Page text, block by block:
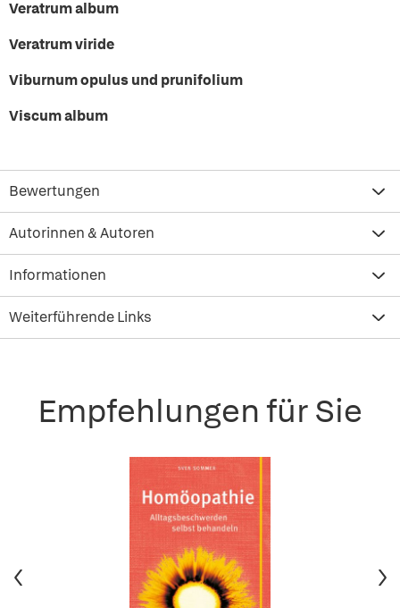
Veratrum album
Veratrum viride
Viburnum opulus und prunifolium
Viscum album
Bewertungen
Autorinnen & Autoren
Informationen
Weiterführende Links
Empfehlungen für Sie